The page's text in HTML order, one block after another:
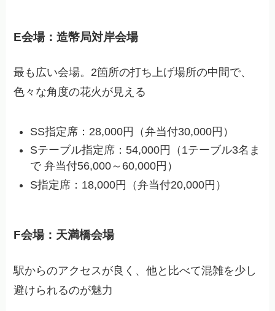
E会場：造幣局対岸会場
最も広い会場。2箇所の打ち上げ場所の中間で、
色々な角度の花火が見える
SS指定席：28,000円（弁当付30,000円）
Sテーブル指定席：54,000円（1テーブル3名ま
で 弁当付56,000～60,000円）
S指定席：18,000円（弁当付20,000円）
F会場：天満橋会場
駅からのアクセスが良く、他と比べて混雑を少し
避けられるのが魅力